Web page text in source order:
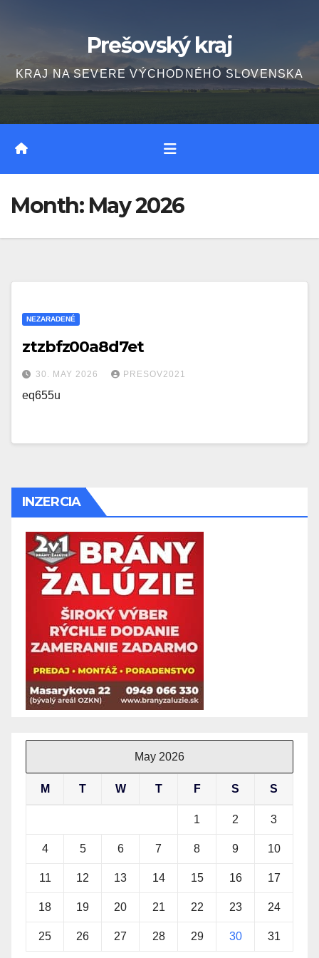
Prešovský kraj
KRAJ NA SEVERE VÝCHODNÉHO SLOVENSKA
Month: May 2026
NEZARADENÉ
ztzbfz00a8d7et
30. MAY 2026 PRESOV2021
eq655u
INZERCIA
May 2026
M T W T F S S
1 2 3
4 5 6 7 8 9 10
11 12 13 14 15 16 17
18 19 20 21 22 23 24
25 26 27 28 29 30 31